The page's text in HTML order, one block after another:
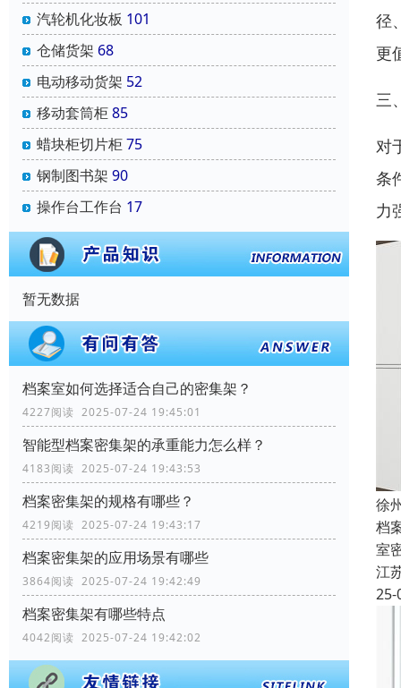
汽轮机化妆板 101
仓储货架 68
电动移动货架 52
移动套筒柜85
蜡块柜切片柜75
钢制图书架 90
操作台工作台 17
暂无数据
档案室如何选择适合自己的密集架？
4227阅读 2025-07-24 19:45:01
智能型档案密集架的承重能力怎么样？
4183阅读 2025-07-24 19:43:53
档案密集架的规格有哪些？
4219阅读 2025-07-24 19:43:17
档案密集架的应用场景有哪些
3864阅读 2025-07-24 19:42:49
档案密集架有哪些特点
4042阅读 2025-07-24 19:42:02
径
更
三
对
条
力
徐
档
室
江
25-